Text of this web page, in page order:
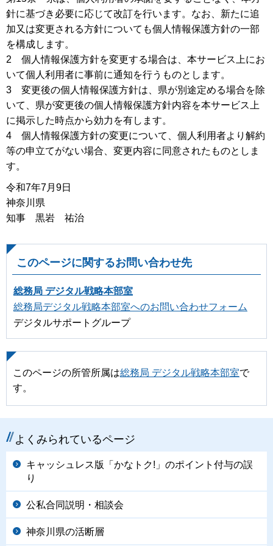
針に基づき必要に応じて改訂を行います。なお、新たに追
加又は変更される方針についても個人情報保護方針の一部
を構成します。
2 個人情報保護方針を変更する場合は、本サービス上にお
いて個人利用者に事前に通知を行うものとします。
3 変更後の個人情報保護方針は、県が別途定める場合を除
いて、県が変更後の個人情報保護方針内容を本サービス上
に掲示した時点から効力を有します。
4 個人情報保護方針の変更について、個人利用者より解約
等の申立てがない場合、変更内容に同意されたものとしま
す。
令和7年7月9日
神奈川県
知事 黒岩 祐治
このページに関するお問い合わせ先
総務局 デジタル戦略本部室
総務局デジタル戦略本部室へのお問い合わせフォーム
デジタルサポートグループ
このページの所管所属は総務局 デジタル戦略本部室で
す。
よくみられているページ
キャッシュレス版「かなトク!」のポイント付与の誤
り
公私合同説明・相談会
神奈川県の活断層